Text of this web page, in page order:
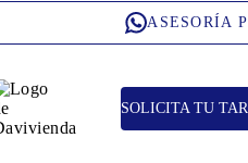
ASESORÍA
SOLICITA TU